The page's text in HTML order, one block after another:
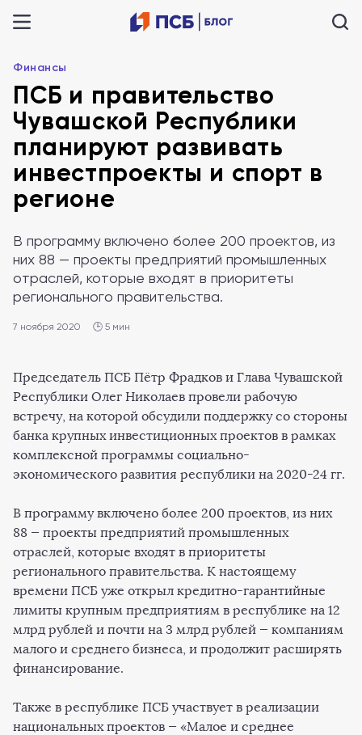
Финансы
ПСБ и правительство
Чувашской Республики
планируют развивать
инвестпроекты и спорт в
регионе
В программу включено более 200 проектов, из
них 88 — проекты предприятий промышленных
отраслей, которые входят в приоритеты
регионального правительства.
7 ноября 2020 🕒 5 мин
Председатель ПСБ Пётр Фрадков и Глава Чувашской
Республики Олег Николаев провели рабочую
встречу, на которой обсудили поддержку со стороны
банка крупных инвестиционных проектов в рамках
комплексной программы социально-
экономического развития республики на 2020-24 гг.
В программу включено более 200 проектов, из них
88 — проекты предприятий промышленных
отраслей, которые входят в приоритеты
регионального правительства. К настоящему
времени ПСБ уже открыл кредитно-гарантийные
лимиты крупным предприятиям в республике на 12
млрд рублей и почти на 3 млрд рублей — компаниям
малого и среднего бизнеса, и продолжит расширять
финансирование.
Также в республике ПСБ участвует в реализации
национальных проектов — «Малое и среднее